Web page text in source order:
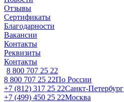
Отзывы
Сертификаты
Благодарности
Вакансии
Контакты
Реквизиты
Контакты
8 800 707 25 22
8 800 707 25 22По России
+7 (812) 317 25 22Санкт-Петербург
+7 (499) 450 25 22Москва